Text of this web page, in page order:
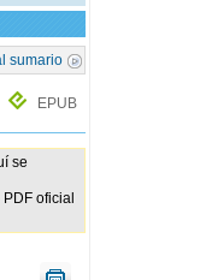
sumario
EPUB
se
oficial